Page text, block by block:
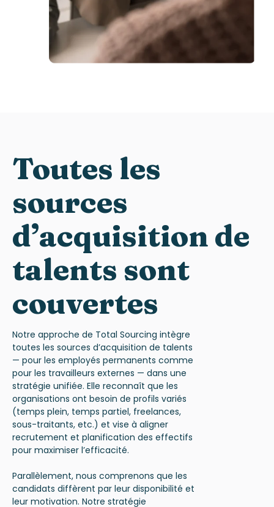
Toutes les
sources
d’acquisition de
talents sont
couvertes
Notre approche de Total Sourcing intègre
toutes les sources d’acquisition de talents
— pour les employés permanents comme
pour les travailleurs externes — dans une
stratégie unifiée. Elle reconnaît que les
organisations ont besoin de profils variés
(temps plein, temps partiel, freelances,
sous-traitants, etc.) et vise à aligner
recrutement et planification des effectifs
pour maximiser l’efficacité.
Parallèlement, nous comprenons que les
candidats diffèrent par leur disponibilité et
leur motivation. Notre stratégie